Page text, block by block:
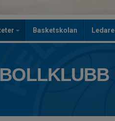
Basketskolan Ledare